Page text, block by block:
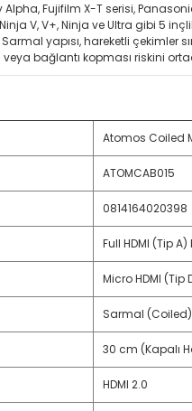
Alpha, Fujifilm X-T serisi,
Ninja V, V+, Ninja ve Ultra gibi 5
Sarmal yapısı, hareketli çekimler
veya bağlantı kopması riskini
Atomos Coiled
ATOMCAB015
0814164020398
Full HDMI (Tip A)
Micro HDMI (Tip
Sarmal (Coiled)
30 cm (Kapalı
HDMI 2.0